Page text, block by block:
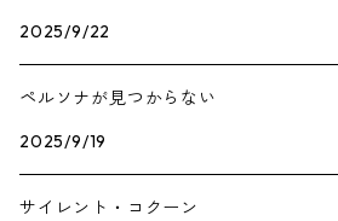
2025/9/22
ペルソナが見つからない
2025/9/19
サイレント・コクーン